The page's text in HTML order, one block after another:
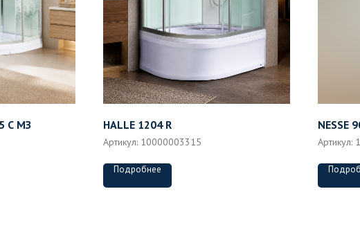
С МЗ HALLE 1204 R
Артикул: 10000003315
Подробнее
NESSE
Артикул: